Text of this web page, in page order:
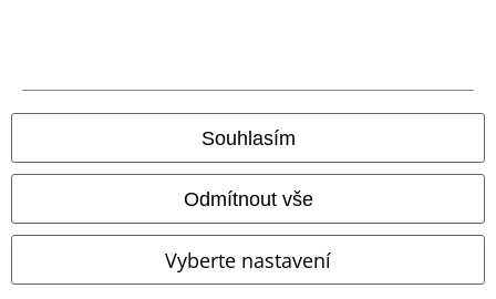
Souhlasím
Odmítnout vše
Vyberte nastavení
Naše online obchody
EMP International